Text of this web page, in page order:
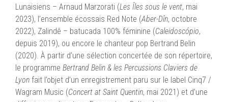
Lunaisiens – Arnaud Marzorati (Les Îles sous le vent, mai
2023), l’ensemble écossais Red Note (Aber-Dîn, octobre
2022), Zalindê – batucada 100% féminine (Caleidoscópio,
depuis 2019), ou encore le chanteur pop Bertrand Belin
(2020). À partir d’une sélection concertée de son répertoire,
le programme Bertrand Belin & les Percussions Claviers de
Lyon fait l’objet d’un enregistrement paru sur le label Cinq7 /
Wagram Music (Concert at Saint Quentin, mai 2021) et d’une